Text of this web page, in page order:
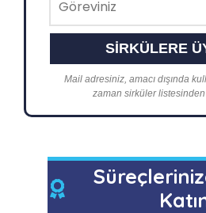
Mail adresiniz, amacı dışında
zaman sirküler listesinden